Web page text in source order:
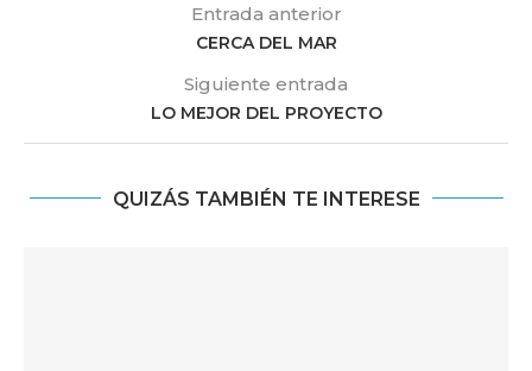
Entrada anterior
CERCA DEL MAR
Siguiente entrada
LO MEJOR DEL PROYECTO
QUIZÁS TAMBIÉN TE INTERESE